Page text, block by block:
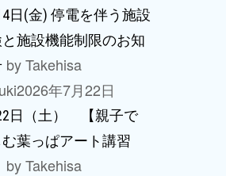
日(金) 停電を伴う施設
と施設機能制限のお知
by Takehisa
2026年7月22日
日（土） 【親子で
葉っぱアート講習
by Takehisa